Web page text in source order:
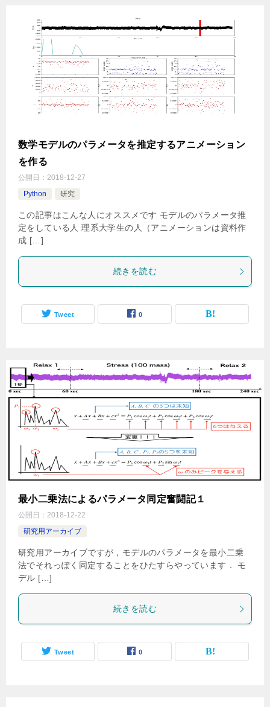
数学モデルのパラメータを推定するアニメーション
を作る
公開日： 2018-12-27
Python
研究
この記事はこんな人にオススメです モデルのパラメータ推
定をしている人 理系大学生の人（アニメーションは資料作
成 […]
続きを読む
Tweet 0
最小二乗法によるパラメータ同定奮闘記１
公開日： 2018-12-22
研究用アーカイブ
研究用アーカイブですが，モデルのパラメータを最小二乗
法でそれっぽく同定することをひたすらやっています． モ
デル […]
続きを読む
Tweet 0